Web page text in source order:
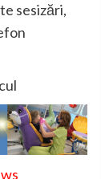
sesizări,